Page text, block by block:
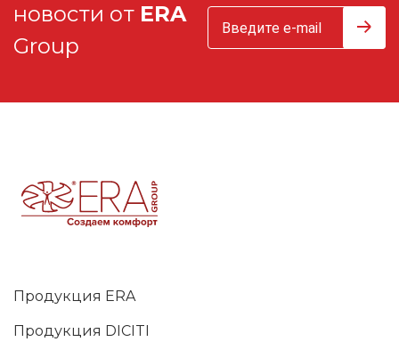
новости от ERA
Group
Продукция ERA
Продукция DICITI